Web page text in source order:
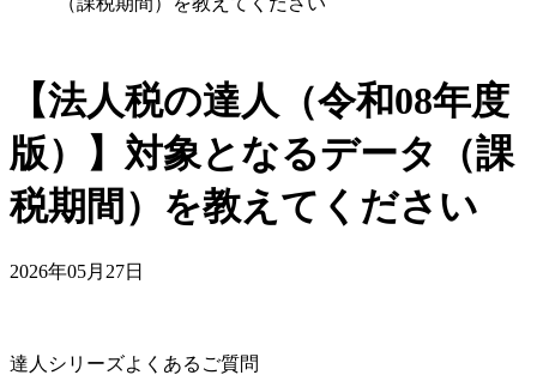
【法人税の達人（令和08年度
版）】対象となるデータ（課
税期間）を教えてください
2026年05月27日
達人シリーズよくあるご質問